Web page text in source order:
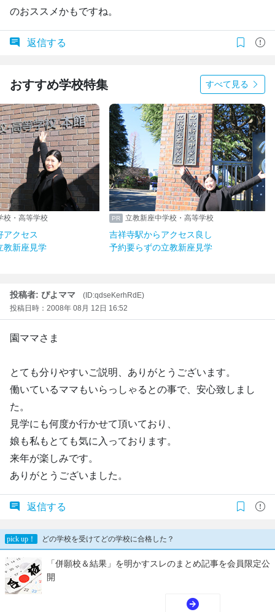
のおススメかもですね。
返信する
おすすめ学校特集 すべて見る
校・高等学校
アクセス
教新座見学
立教新座中学校・高等学校
吉祥寺駅からアクセス良し
予約要らずの立教新座見学
投稿者: ぴよママ
(ID:qdseKerhRdE)
投稿日時：2008年 08月 12日 16:52
園ママさま
とても分りやすいご説明、ありがとうございます。
働いているママもいらっしゃるとの事で、安心致しまし
た。
見学にも何度か行かせて頂いており、
娘も私もとても気に入っております。
来年が楽しみです。
ありがとうございました。
返信する